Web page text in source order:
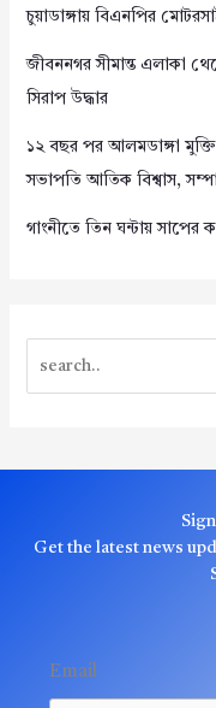
চুয়াডাঙ্গায় বিএনপির
জীবননগর সীমান্ত এলাকা
সিরাপ উদ্ধার
১২ বছর পর আলমডাঙ্গা
সভাপতি আতিক বিশ্বাস,
গাংনীতে তিন ঘন্টায়
Get the latest news
Email